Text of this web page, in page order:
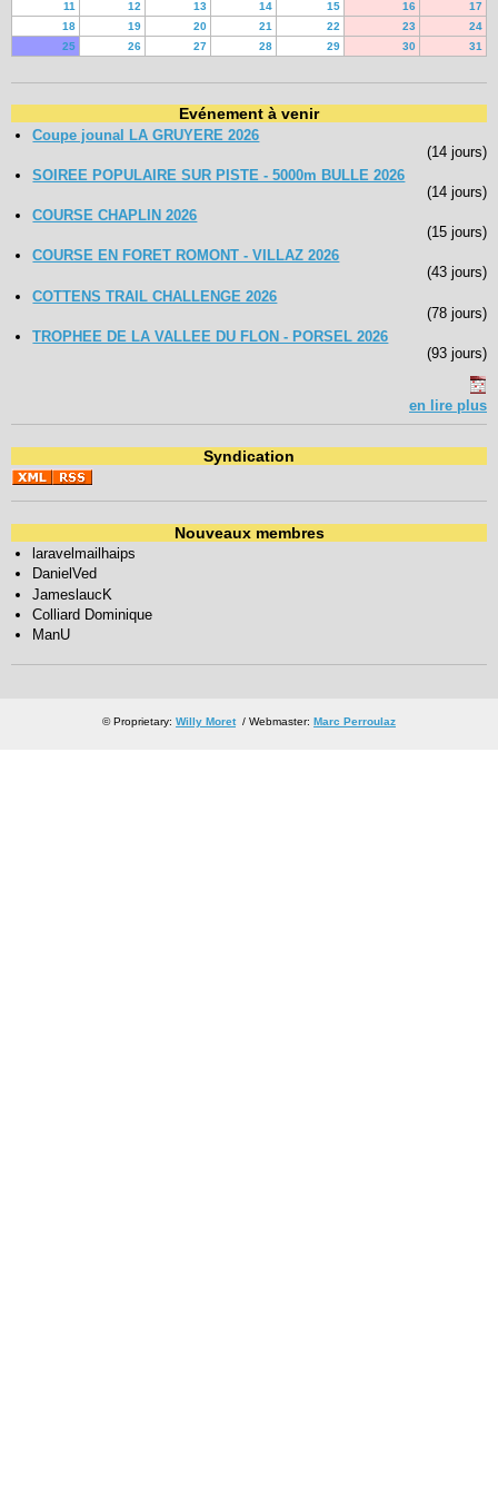
11
12 13 14 15 16
17
18
19 20 21 22 23
24
25
26 27 28 29 30 31
Evénement à venir
Coupe jounal LA GRUYERE 2026
(14 jours)
SOIREE POPULAIRE SUR PISTE - 5000m BULLE 2026
(14 jours)
COURSE CHAPLIN 2026
(15 jours)
COURSE EN FORET ROMONT - VILLAZ 2026
(43 jours)
COTTENS TRAIL CHALLENGE 2026
(78 jours)
TROPHEE DE LA VALLEE DU FLON - PORSEL 2026
(93 jours)
en lire plus
Syndication
Nouveaux membres
laravelmailhaips
DanielVed
JameslaucK
Colliard Dominique
ManU
© Proprietary: Willy Moret/ Webmaster: Marc Perroulaz